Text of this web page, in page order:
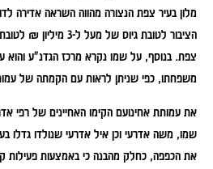
מלון בעיר צפת הנצורה מהווה השראה אדירה
הציבור לטובת גיוס של מעל ל-
צפת. בנוסף, על שמו נקרא מרכז הגדנ"ע והוא
משפחתו, כפי שניתן לראות עם הקמתה של עמותת
את עמותת אחינועם הקימו האחיינים של רפי
שמו, משה אדרעי וכן איל אדרעי שנולדו גדלו
את הכפפה, כחלק מהבנה כי באמצעות פעילות